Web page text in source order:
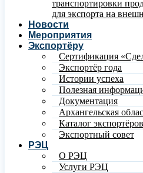
транспортировки
для экспорта на
Новости
Мероприятия
Экспортёру
Сертификация
Экспортёр года
Истории успеха
Полезная
Документация
Архангельская
Каталог
Экспортный совет
РЭЦ
О РЭЦ
Услуги РЭЦ